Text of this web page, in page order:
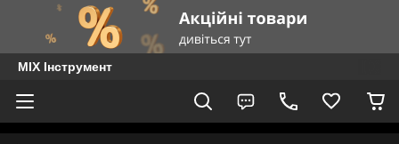
MIX Інструмент